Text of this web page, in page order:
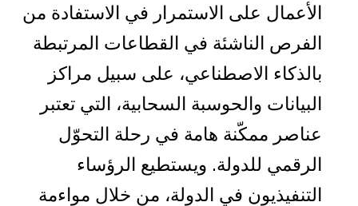
الأعمال على الاستمرار في الاستفادة من
الفرص الناشئة في القطاعات المرتبطة
بالذكاء الاصطناعي، على سبيل مراكز
البيانات والحوسبة السحابية، التي تعتبر
عناصر ممكّنة هامة في رحلة التحوّل
الرقمي للدولة. ويستطيع الرؤساء
التنفيذيون في الدولة، من خلال مواءمة